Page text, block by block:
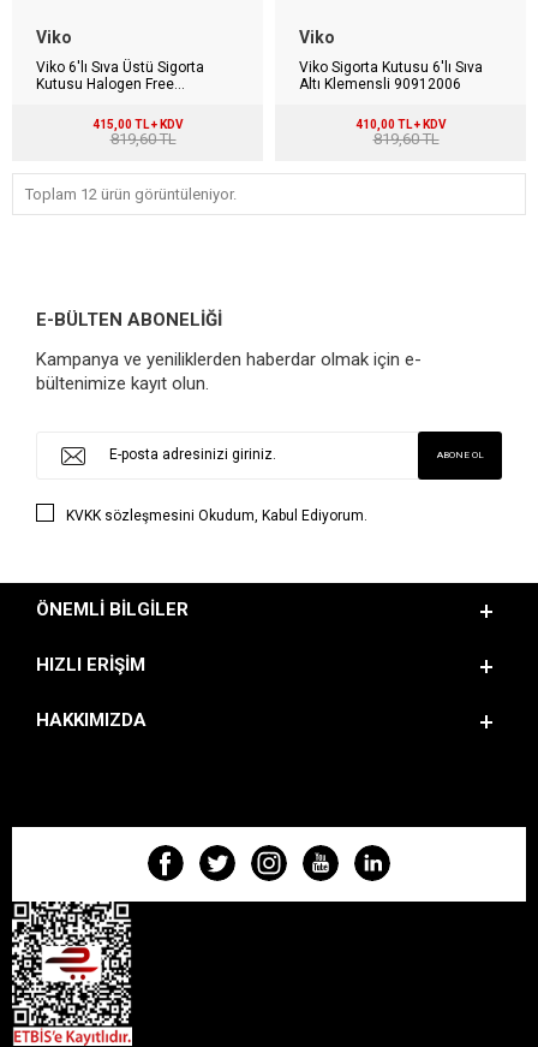
Viko
Viko 6'lı Sıva Üstü Sigorta
Kutusu Halogen Free
415,00 TL + KDV
819,60 TL
Viko
Viko Sigorta Kutusu 6'lı Sıva
Altı Klemensli 90912006
410,00 TL + KDV
819,60 TL
Toplam 12 ürün görüntüleniyor.
E-BÜLTEN ABONELİĞİ
Kampanya ve yeniliklerden haberdar olmak için e-
bültenimize kayıt olun.
KVKK sözleşmesini Okudum, Kabul Ediyorum.
ÖNEMLI BILGILER
HIZLI ERIŞIM
HAKKIMIZDA